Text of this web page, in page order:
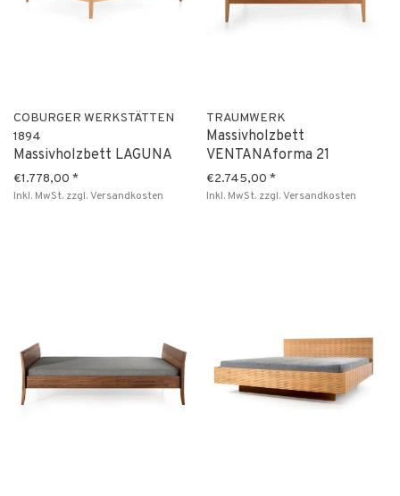
COBURGER WERKSTÄTTEN
1894
Massivholzbett LAGUNA
€1.778,00 *
Inkl. MwSt. zzgl.Versandkosten
TRAUMWERK
Massivholzbett
VENTANAforma 21
€2.745,00 *
Inkl. MwSt. zzgl.Versandkosten